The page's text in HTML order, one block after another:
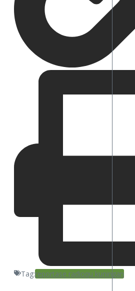
Tag:reportase radioqu kuningan